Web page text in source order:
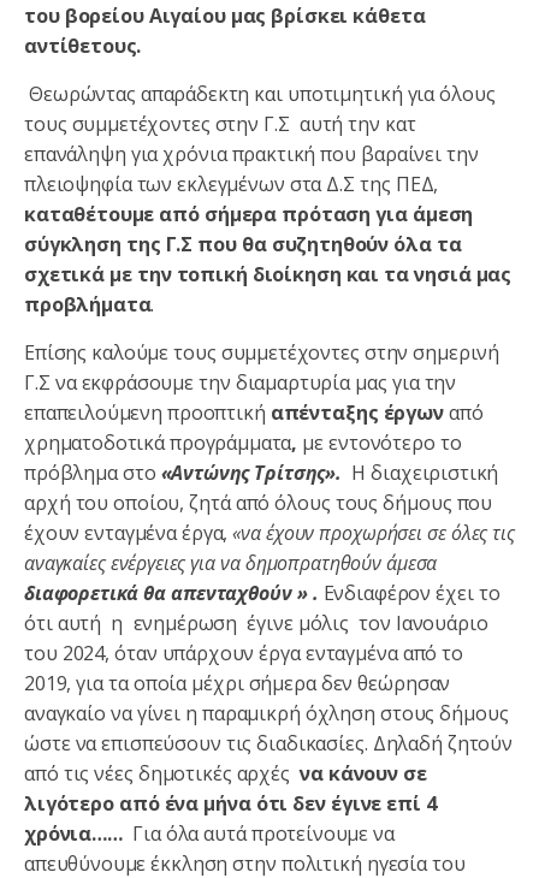
του βορείου Αιγαίου μας βρίσκει κάθετα
αντίθετους.
Θεωρώντας απαράδεκτη και υποτιμητική για όλους
τους συμμετέχοντες στην Γ.Σ αυτή την κατ
επανάληψη για χρόνια πρακτική που βαραίνει την
πλειοψηφία των εκλεγμένων στα Δ.Σ της ΠΕΔ,
καταθέτουμε από σήμερα πρόταση για άμεση
σύγκληση της Γ.Σ που θα συζητηθούν όλα τα
σχετικά με την τοπική διοίκηση και τα νησιά μας
προβλήματα.
Επίσης καλούμε τους συμμετέχοντες στην σημερινή
Γ.Σ να εκφράσουμε την διαμαρτυρία μας για την
επαπειλούμενη προοπτική απένταξης έργωναπό
χρηματοδοτικά προγράμματα, με εντονότερο το
πρόβλημα στο «Αντώνης Τρίτσης». Η διαχειριστική
αρχή του οποίου, ζητά από όλους τους δήμους που
έχουν ενταγμένα έργα,«να έχουν προχωρήσει σε όλες τις
αναγκαίες ενέργειες για να δημοπρατηθούν άμεσα
διαφορετικά θα απενταχθούν » . Ενδιαφέρον έχει το
ότι αυτή η ενημέρωση έγινε μόλις τον Ιανουάριο
του 2024, όταν υπάρχουν έργα ενταγμένα από το
2019, για τα οποία μέχρι σήμερα δεν θεώρησαν
αναγκαίο να γίνει η παραμικρή όχληση στους δήμους
ώστε να επισπεύσουν τις διαδικασίες. Δηλαδή ζητούν
από τις νέες δημοτικές αρχές να κάνουν σε
λιγότερο από ένα μήνα ότι δεν έγινε επί 4
χρόνια…… Για όλα αυτά προτείνουμε να
απευθύνουμε έκκληση στην πολιτική ηγεσία του